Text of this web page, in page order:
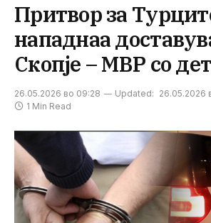
Притвор за
нападнаа
Скопје – МВР со
26.05.2026 во 09:28 Updated: 26.05.2026
1 Min Read